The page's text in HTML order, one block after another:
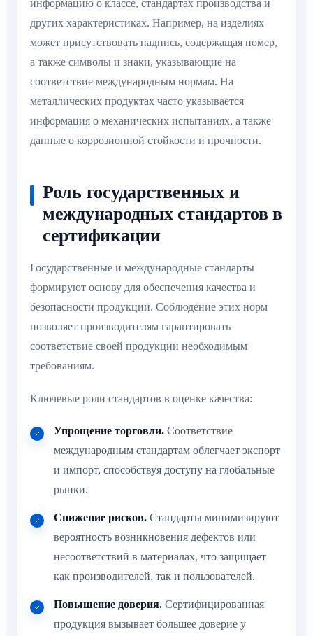
информацию о классе, стандартах производства и
других характеристиках. Например, на изделиях
может присутствовать надпись, содержащая номер,
а также символы и знаки, указывающие на
соответствие международным нормам. На
металлических продуктах часто указывается
информация о механических испытаниях, а также
данные о коррозионной стойкости и прочности.
Роль государственных и
международных стандартов в
сертификации
Государственные и международные стандарты
формируют основу для обеспечения качества и
безопасности продукции. Соблюдение этих норм
позволяет производителям гарантировать
соответствие своей продукции необходимым
требованиям.
Ключевые роли стандартов в оценке качества:
Упрощение торговли. Соответствие
международным стандартам облегчает экспорт
и импорт, способствуя доступу на глобальные
рынки.
Снижение рисков. Стандарты минимизируют
вероятность возникновения дефектов или
несоответствий в материалах, что защищает
как производителей, так и пользователей.
Повышение доверия. Сертифицированная
продукция вызывает большее доверие у